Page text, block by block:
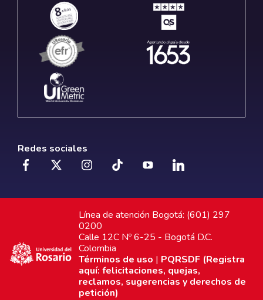
Redes sociales
Línea de atención Bogotá: (601) 297
0200
Calle 12C Nº 6-25 - Bogotá D.C.
Colombia
Términos de uso | PQRSDF (Registra
aquí: felicitaciones, quejas,
reclamos, sugerencias y derechos de
petición)